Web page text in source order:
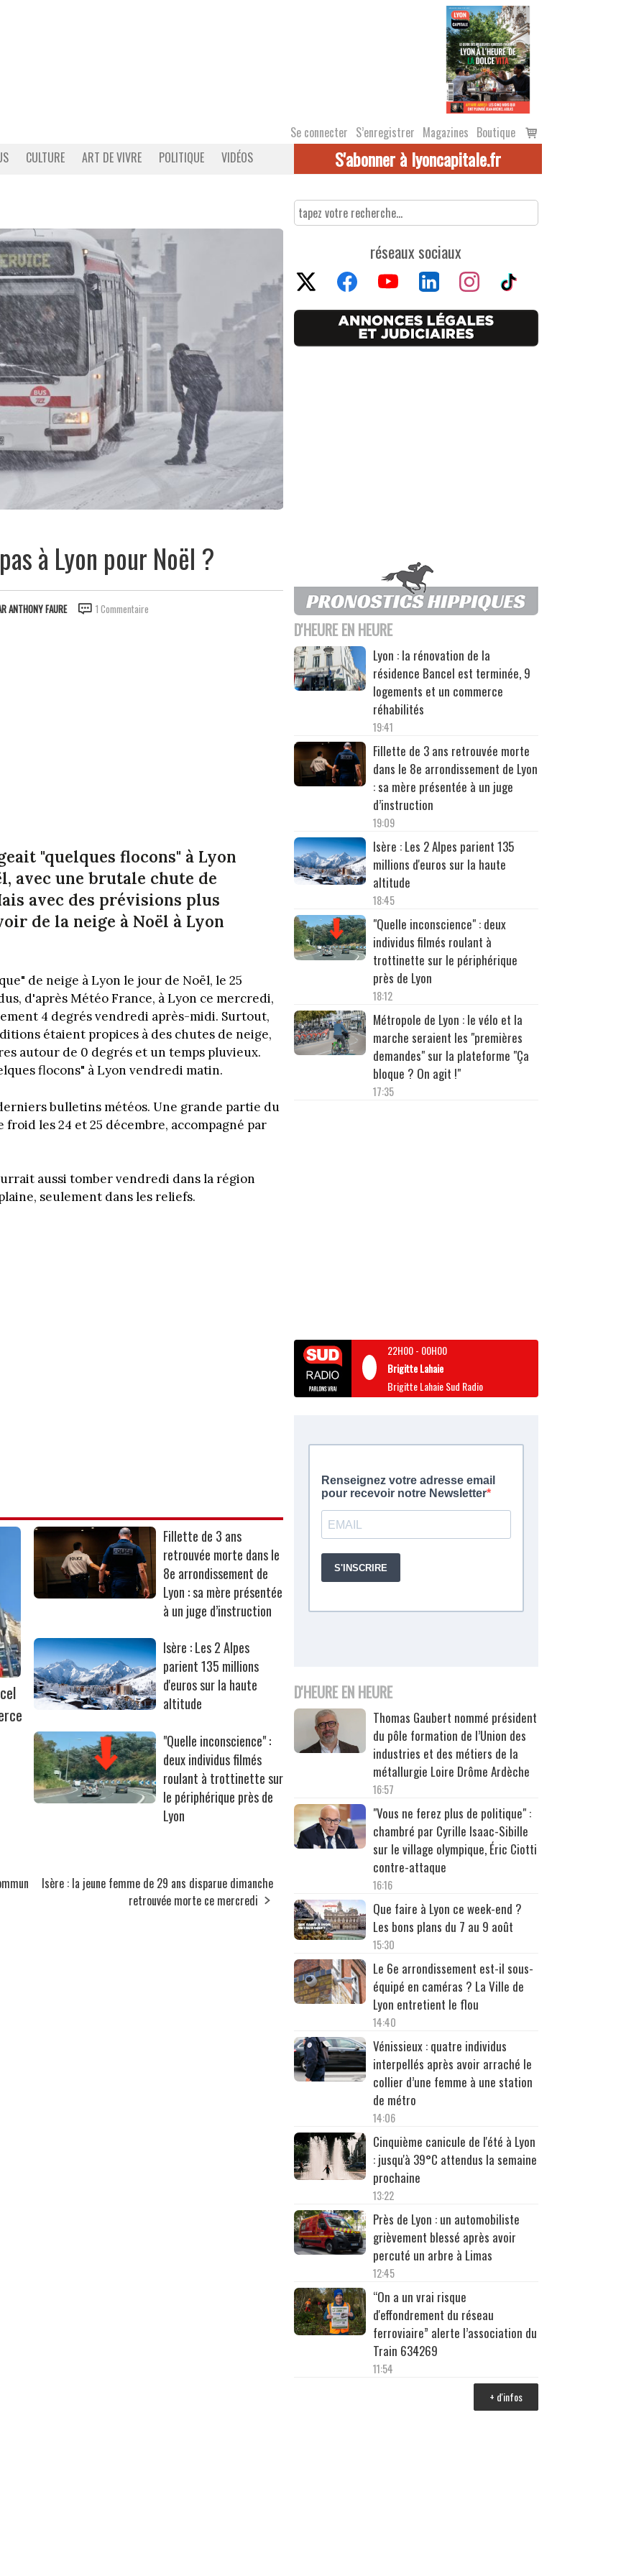
Se connecter S’enregistrer Magazines Boutique
Voir
le
CULTURE ART DE VIVRE POLITIQUE VIDÉOS S'abonner à lyoncapitale.fr
à Lyon pour Noël ?
ANTHONY FAURE 1 Commentaire
"quelques flocons" à Lyon
avec une brutale chute de
avec des prévisions plus
de la neige à Noël à Lyon
de neige à Lyon le jour de Noël, le 25
d'après Météo France, à Lyon ce mercredi,
4 degrés vendredi après-midi. Surtout,
étaient propices à des chutes de neige,
autour de 0 degrés et un temps pluvieux.
flocons" à Lyon vendredi matin.
bulletins météos. Une grande partie du
les 24 et 25 décembre, accompagné par
aussi tomber vendredi dans la région
seulement dans les reliefs.
Fillette de 3 ans
retrouvée morte dans le
8e arrondissement de
Lyon : sa mère présentée
à un juge d’instruction
Isère : Les 2 Alpes
parient 135 millions
d'euros sur la haute
altitude
"Quelle inconscience" :
deux individus filmés
roulant à trottinette sur
le périphérique près de
Lyon
Isère : la jeune femme de 29 ans disparue dimanche
retrouvée morte ce mercredi
réseaux sociaux
D'HEURE EN HEURE
Lyon : la rénovation de la
résidence Bancel est terminée, 9
logements et un commerce
réhabilités
19:41
Fillette de 3 ans retrouvée morte
dans le 8e arrondissement de Lyon
: sa mère présentée à un juge
d’instruction
19:09
Isère : Les 2 Alpes parient 135
millions d'euros sur la haute
altitude
18:45
"Quelle inconscience" : deux
individus filmés roulant à
trottinette sur le périphérique
près de Lyon
18:12
Métropole de Lyon : le vélo et la
marche seraient les "premières
demandes" sur la plateforme "Ça
bloque ? On agit !"
17:35
22H00- 00H00
Brigitte Lahaie
Brigitte Lahaie Sud Radio
D'HEURE EN HEURE
Thomas Gaubert nommé président
du pôle formation de l’Union des
industries et des métiers de la
métallurgie Loire Drôme Ardèche
16:57
"Vous ne ferez plus de politique" :
chambré par Cyrille Isaac-Sibille
sur le village olympique, Éric Ciotti
contre-attaque
16:16
Que faire à Lyon ce week-end ?
Les bons plans du 7 au 9 août
15:30
Le 6e arrondissement est-il sous-
équipé en caméras ? La Ville de
Lyon entretient le flou
14:40
Vénissieux : quatre individus
interpellés après avoir arraché le
collier d’une femme à une station
de métro
14:06
Cinquième canicule de l'été à Lyon
: jusqu'à 39°C attendus la semaine
prochaine
13:22
Près de Lyon : un automobiliste
grièvement blessé après avoir
percuté un arbre à Limas
12:45
“On a un vrai risque
d'effondrement du réseau
ferroviaire” alerte l’association du
Train 634269
11:54
+ d'infos